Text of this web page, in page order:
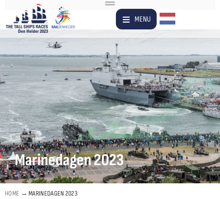
MENU
Marinedagen 2023
HOME →MARINEDAGEN 2023